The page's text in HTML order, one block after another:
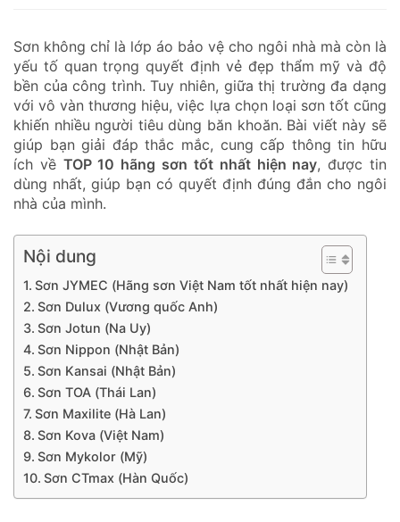
Sơn không chỉ là lớp áo bảo vệ cho ngôi nhà mà còn là
yếu tố quan trọng quyết định vẻ đẹp thẩm mỹ và độ
bền của công trình. Tuy nhiên, giữa thị trường đa dạng
với vô vàn thương hiệu, việc lựa chọn loại sơn tốt cũng
khiến nhiều người tiêu dùng băn khoăn. Bài viết này sẽ
giúp bạn giải đáp thắc mắc, cung cấp thông tin hữu
ích về TOP 10 hãng sơn tốt nhất hiện nay, được tin
dùng nhất, giúp bạn có quyết định đúng đắn cho ngôi
nhà của mình.
Nội dung
Sơn JYMEC (Hãng sơn Việt Nam tốt nhất hiện nay)
Sơn Dulux (Vương quốc Anh)
Sơn Jotun (Na Uy)
Sơn Nippon (Nhật Bản)
Sơn Kansai (Nhật Bản)
Sơn TOA (Thái Lan)
Sơn Maxilite (Hà Lan)
Sơn Kova (Việt Nam)
Sơn Mykolor (Mỹ)
Sơn CTmax (Hàn Quốc)